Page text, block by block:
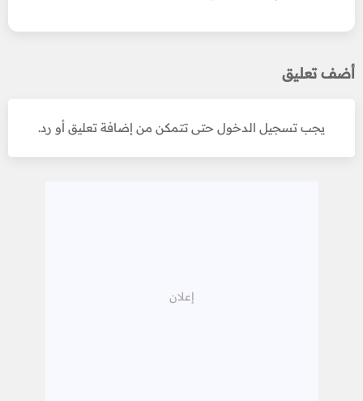
أضف تعليق
يجب تسجيل الدخول حتى تتمكن من إضافة تعليق أو رد.